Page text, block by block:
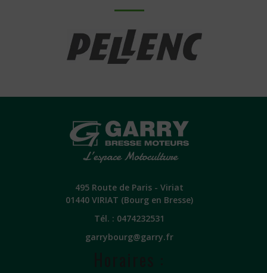
495 Route de Paris - Viriat
01440 VIRIAT (Bourg en Bresse)
Tél. : 0474232531
garrybourg@garry.fr